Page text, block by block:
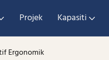
Projek Kapasiti
Ergonomik